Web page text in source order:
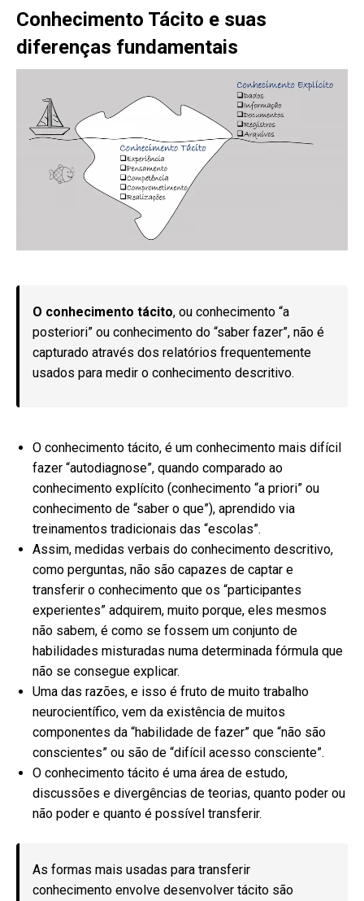
Conhecimento Tácito e suas
diferenças fundamentais
O conhecimento tácito, ou conhecimento “a
posteriori” ou conhecimento do “saber fazer”, não é
capturado através dos relatórios frequentemente
usados para medir o conhecimento descritivo.
O conhecimento tácito, é um conhecimento mais difícil
fazer “autodiagnose”, quando comparado ao
conhecimento explícito (conhecimento “a priori” ou
conhecimento de “saber o que”), aprendido via
treinamentos tradicionais das “escolas”.
Assim, medidas verbais do conhecimento descritivo,
como perguntas, não são capazes de captar e
transferir o conhecimento que os “participantes
experientes” adquirem, muito porque, eles mesmos
não sabem, é como se fossem um conjunto de
habilidades misturadas numa determinada fórmula que
não se consegue explicar.
Uma das razões, e isso é fruto de muito trabalho
neurocientífico, vem da existência de muitos
componentes da “habilidade de fazer” que “não são
conscientes” ou são de “difícil acesso consciente”.
O conhecimento tácito é uma área de estudo,
discussões e divergências de teorias, quanto poder ou
não poder e quanto é possível transferir.
As formas mais usadas para transferir
conhecimento envolve desenvolver tácito são